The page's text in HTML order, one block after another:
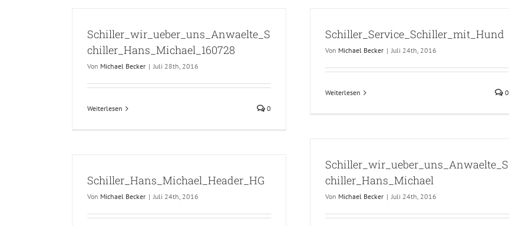
Schiller_wir_ueber_uns_Anwaelte_S
chiller_Hans_Michael_160728
Von Michael Becker | Juli 28th, 2016
Weiterlesen 0
Schiller_Service_Schiller_mit_Hund
Von Michael Becker | Juli 24th, 2016
Weiterlesen 0
Schiller_wir_ueber_uns_Anwaelte_S
chiller_Hans_Michael
Von Michael Becker | Juli 24th, 2016
Schiller_Hans_Michael_Header_HG
Von Michael Becker | Juli 24th, 2016